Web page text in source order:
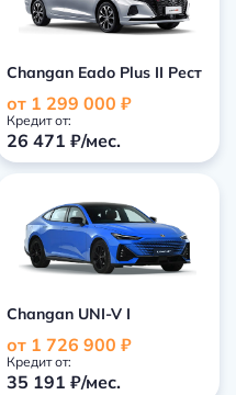
Changan Eado Plus II Рест
от 1 299 000 ₽
Кредит от:
26 471 ₽/мес.
Changan UNI-V I
от 1 726 900 ₽
Кредит от:
35 191 ₽/мес.